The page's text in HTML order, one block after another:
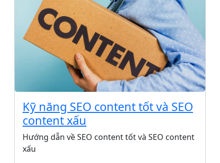
Kỹ năng SEO content tốt và SEO
content xấu
Hướng dẫn về SEO content tốt và SEO content
xấu